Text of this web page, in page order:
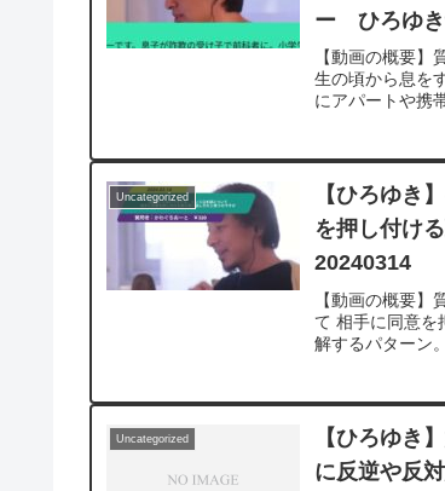
ー ひろゆ
【動画の概要
生の頃から息を
にアパートや携
Uncategorized
【ひろゆき
を押し付け
20240314
【動画の概要
て 相手に同意を
解するパターン
Uncategorized
【ひろゆき
に反逆や反